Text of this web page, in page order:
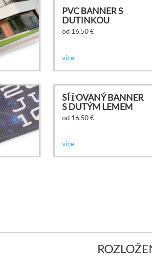
PVC BANNER S
DUTINKOU
od 16,50€
více
SÍŤOVANÝ BANNER
S DUTÝM LEMEM
od 16,50€
více